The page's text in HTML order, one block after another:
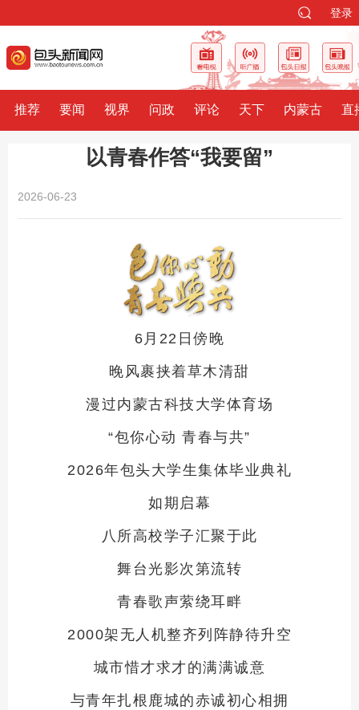
登录
推荐 要闻 视界 问政 评论 天下 内蒙古 直
以青春作答“我要留”
2026-06-23
6月22日傍晚
晚风裹挟着草木清甜
漫过内蒙古科技大学体育场
“包你心动 青春与共”
2026年包头大学生集体毕业典礼
如期启幕
八所高校学子汇聚于此
舞台光影次第流转
青春歌声萦绕耳畔
2000架无人机整齐列阵静待升空
城市惜才求才的满满诚意
与青年扎根鹿城的赤诚初心相拥